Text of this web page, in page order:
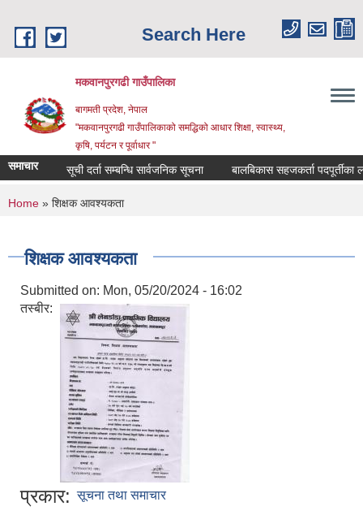
Search Here
मकवानपुरगढी गाउँपालिका
बागमती प्रदेश, नेपाल
"मकवानपुरगढी गाउँपालिकाको समद्धिको आधार शिक्षा, स्‍वास्‍थ्‍य,
कृषि, पर्यटन र पूर्वाधार "
समाचारसूची दर्ता सम्बन्धि सार्वजनिक सूचना बालबिकास सहजकर्ता पदपूर्तीका लागि
You are here
Home » शिक्षक आवश्यकता
शिक्षक आवश्यकता
Submitted on: Mon, 05/20/2024 - 16:02
तस्बीर:
प्रकार: सूचना तथा समाचार